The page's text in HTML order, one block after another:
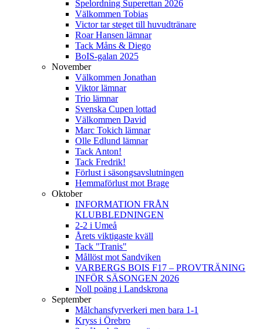
Spelordning Superettan 2026
Välkommen Tobias
Victor tar steget till huvudtränare
Roar Hansen lämnar
Tack Måns & Diego
BoIS-galan 2025
November
Välkommen Jonathan
Viktor lämnar
Trio lämnar
Svenska Cupen lottad
Välkommen David
Marc Tokich lämnar
Olle Edlund lämnar
Tack Anton!
Tack Fredrik!
Förlust i säsongsavslutningen
Hemmaförlust mot Brage
Oktober
INFORMATION FRÅN
KLUBBLEDNINGEN
2-2 i Umeå
Årets viktigaste kväll
Tack "Tranis"
Mållöst mot Sandviken
VARBERGS BOIS F17 – PROVTRÄNING
INFÖR SÄSONGEN 2026
Noll poäng i Landskrona
September
Målchansfyrverkeri men bara 1-1
Kryss i Örebro